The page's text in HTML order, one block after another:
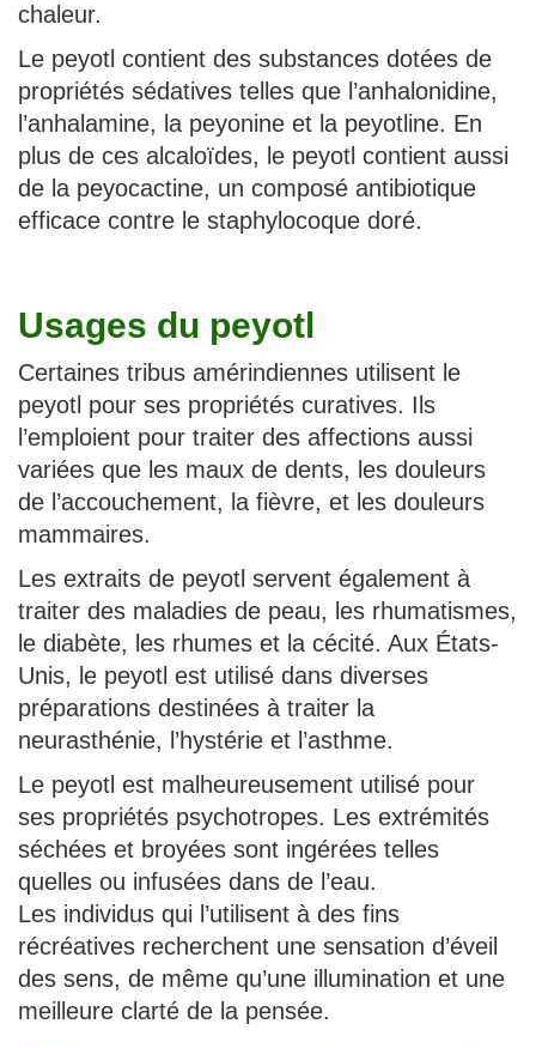
chaleur.
Le peyotl contient des substances dotées de
propriétés sédatives telles que l’anhalonidine,
l’anhalamine, la peyonine et la peyotline. En
plus de ces alcaloïdes, le peyotl contient aussi
de la peyocactine, un composé antibiotique
efficace contre le staphylocoque doré.
Usages du peyotl
Certaines tribus amérindiennes utilisent le
peyotl pour ses propriétés curatives. Ils
l’emploient pour traiter des affections aussi
variées que les maux de dents, les douleurs
de l’accouchement, la fièvre, et les douleurs
mammaires.
Les extraits de peyotl servent également à
traiter des maladies de peau, les rhumatismes,
le diabète, les rhumes et la cécité. Aux États-
Unis, le peyotl est utilisé dans diverses
préparations destinées à traiter la
neurasthénie, l’hystérie et l’asthme.
Le peyotl est malheureusement utilisé pour
ses propriétés psychotropes. Les extrémités
séchées et broyées sont ingérées telles
quelles ou infusées dans de l’eau.
Les individus qui l’utilisent à des fins
récréatives recherchent une sensation d’éveil
des sens, de même qu’une illumination et une
meilleure clarté de la pensée.